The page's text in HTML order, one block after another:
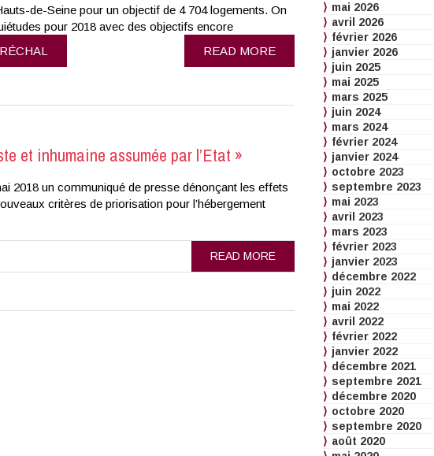
de-Seine pour un objectif de 4 704 logements. On
pour 2018 avec des objectifs encore
READ MORE
et inhumaine assumée par l’Etat »
2018 un communiqué de presse dénonçant les effets
critères de priorisation pour l’hébergement
READ MORE
mai 2026
avril 2026
février 2026
janvier 2026
juin 2025
mai 2025
mars 2025
juin 2024
mars 2024
février 2024
janvier 2024
octobre 2023
septembre 2023
mai 2023
avril 2023
mars 2023
février 2023
janvier 2023
décembre 2022
juin 2022
mai 2022
avril 2022
février 2022
janvier 2022
décembre 2021
septembre 2021
décembre 2020
octobre 2020
septembre 2020
août 2020